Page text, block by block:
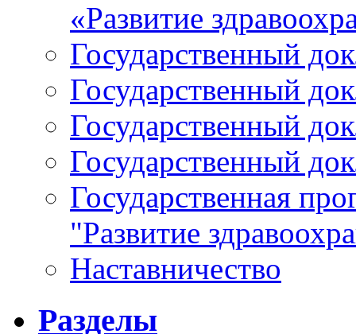
«Развитие
Государственный
Государственный
Государственный
Государственный
Государственная
"Развитие
Наставничество
Разделы